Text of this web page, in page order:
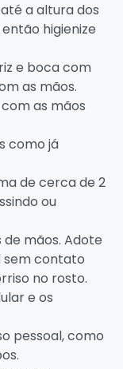
a altura dos
higienize
e boca com
as mãos.
as mãos
como já
de cerca de 2
ou
mãos. Adote
contato
no rosto.
e os
pessoal, como